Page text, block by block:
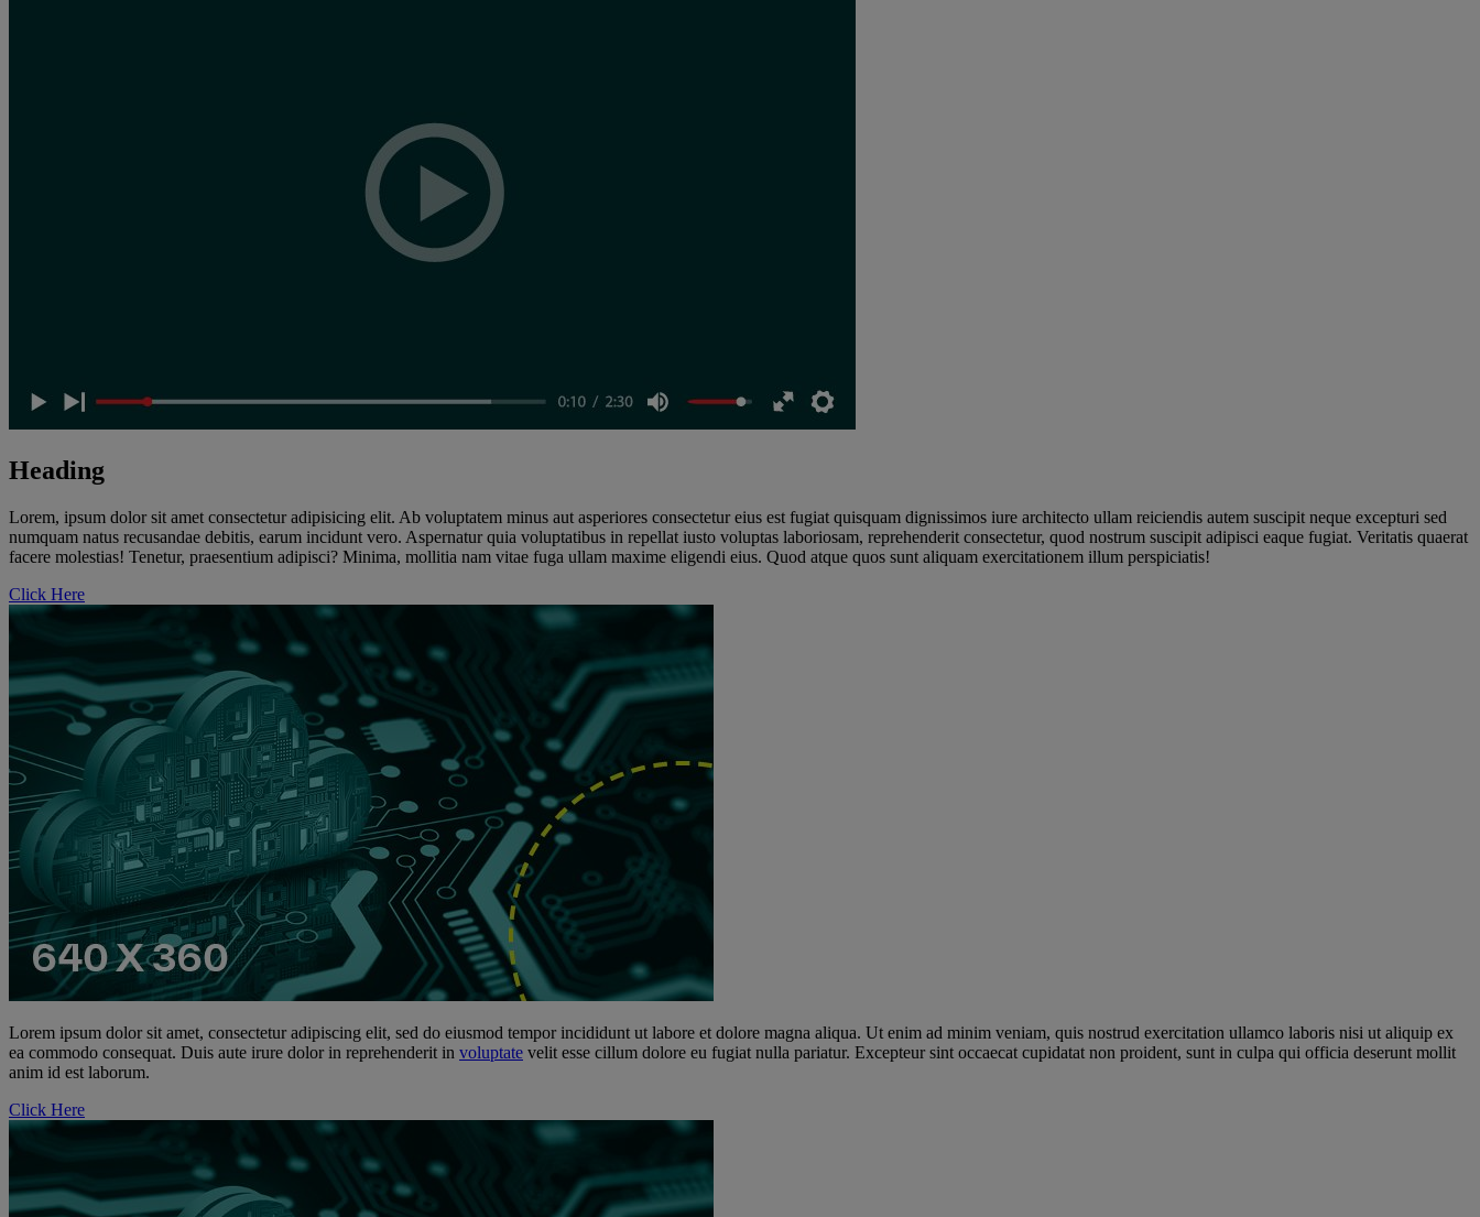
Heading
Lorem, ipsum dolor sit amet consectetur adipisicing elit. Ab voluptatem minus aut asperiores consectetur eius est fugiat quisquam dignissimos iure architecto ullam reiciendis autem suscipit neque excepturi sed
numquam natus recusandae debitis, earum incidunt vero. Aspernatur quia voluptatibus in repellat iusto voluptas laboriosam, reprehenderit consectetur, quod nostrum suscipit adipisci eaque fugiat. Veritatis quaerat
facere molestias! Tenetur, praesentium adipisci? Minima, mollitia nam vitae fuga ullam maxime eligendi eius. Quod atque quos sunt aliquam exercitationem illum perspiciatis!
Click Here
Lorem ipsum dolor sit amet, consectetur adipiscing elit, sed do eiusmod tempor incididunt ut labore et dolore magna aliqua. Ut enim ad minim veniam, quis nostrud exercitation ullamco laboris nisi ut aliquip ex
ea commodo consequat. Duis aute irure dolor in reprehenderit in voluptate velit esse cillum dolore eu fugiat nulla pariatur. Excepteur sint occaecat cupidatat non proident, sunt in culpa qui officia deserunt mollit
anim id est laborum.
Click Here